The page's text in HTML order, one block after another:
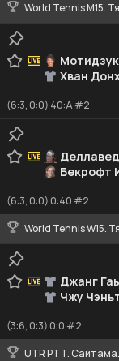
World Tennis M15.
Хван
(6:3, 0:0) 40:A #2
Бекрофт
(6:3, 0:0) 0:40 #2
World Tennis W15.
Джанг
Чжу
(3:6, 0:3) 0:0 #2
UTR PTT.